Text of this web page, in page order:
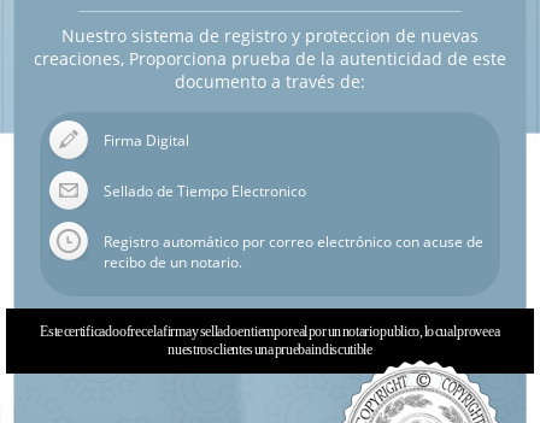
Nuestro sistema de registro y proteccion de nuevas
creaciones, Proporciona prueba de la autenticidad de este
documento a través de:
Firma Digital
Sellado de Tiempo Electronico
Registro automático por correo electrónico con acuse de
recibo de un notario.
Este certificado ofrece la firma y sellado en tiempo real por un notario publico, lo cual provee a
nuestros clientes una prueba indiscutible